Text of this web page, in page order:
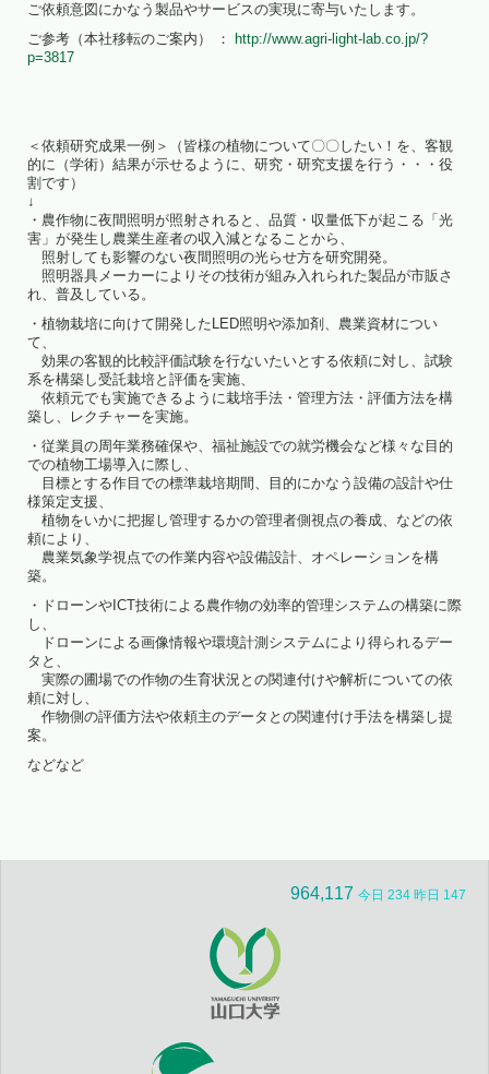
ご依頼意図にかなう製品やサービスの実現に寄与いたします。
ご参考（本社移転のご案内） ：
http://www.agri-light-lab.co.jp/?
p=3817
＜依頼研究成果一例＞（皆様の植物について〇〇したい！を、客観
的に（学術）結果が示せるように、研究・研究支援を行う・・・役
割です）
↓
・農作物に夜間照明が照射されると、品質・収量低下が起こる「光
害」が発生し農業生産者の収入減となることから、
照射しても影響のない夜間照明の光らせ方を研究開発。
照明器具メーカーによりその技術が組み入れられた製品が市販さ
れ、普及している。
・植物栽培に向けて開発したLED照明や添加剤、農業資材につい
て、
効果の客観的比較評価試験を行ないたいとする依頼に対し、試験
系を構築し受託栽培と評価を実施、
依頼元でも実施できるように栽培手法・管理方法・評価方法を構
築し、レクチャーを実施。
・従業員の周年業務確保や、福祉施設での就労機会など様々な目的
での植物工場導入に際し、
目標とする作目での標準栽培期間、目的にかなう設備の設計や仕
様策定支援、
植物をいかに把握し管理するかの管理者側視点の養成、などの依
頼により、
農業気象学視点での作業内容や設備設計、オペレーションを構
築。
・ドローンやICT技術による農作物の効率的管理システムの構築に際
し、
ドローンによる画像情報や環境計測システムにより得られるデー
タと、
実際の圃場での作物の生育状況との関連付けや解析についての依
頼に対し、
作物側の評価方法や依頼主のデータとの関連付け手法を構築し提
案。
などなど
964,117 今日 234 昨日 147